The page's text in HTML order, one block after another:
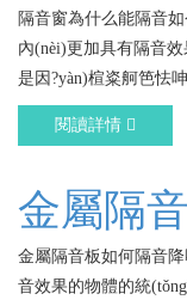
隔音窗為什么能隔音如
內(nèi)更加具有隔音效
是因?yàn)楦粢舸笆怯
閱讀詳情
金屬隔
金屬隔音板如何隔音降
音效果的物體的統